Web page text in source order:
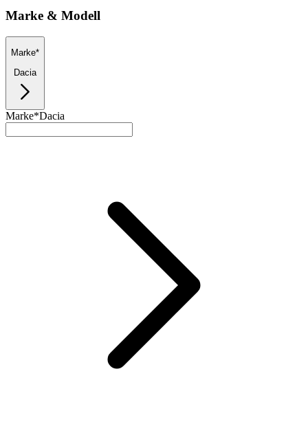
Marke & Modell
Marke*
Dacia
Marke*Dacia